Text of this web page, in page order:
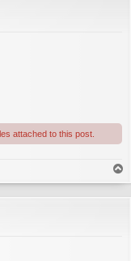
attached to this post.
o
p